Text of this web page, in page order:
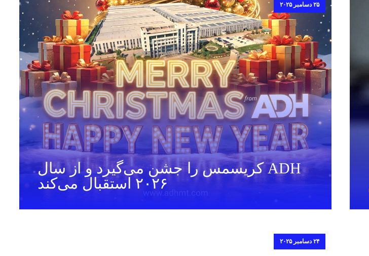
۲۵ دسامبر ۲۰۲۵
ADH کریسمس را جشن می‌گیرد و از سال
۲۰۲۶ استقبال می‌کند
۲۴ دسامبر ۲۰۲۵